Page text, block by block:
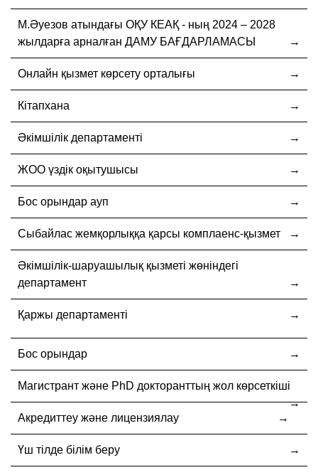
М.Әуезов атындағы ОҚУ КЕАҚ - ның 2024 – 2028
жылдарға арналған ДАМУ БАҒДАРЛАМАСЫ
Онлайн қызмет көрсету орталығы
Кітапхана
Әкімшілік департаменті
ЖОО үздік оқытушысы
Бос орындар ауп
Cыбайлас жемқорлыққа қарсы комплаенс-қызмет
Әкімшілік-шаруашылық қызметі жөніндегі
департамент
Қаржы департаменті
Бос орындар
Магистрант және PhD докторанттың жол көрсеткіші
Акредиттеу және лицензиялау
Үш тілде білім беру